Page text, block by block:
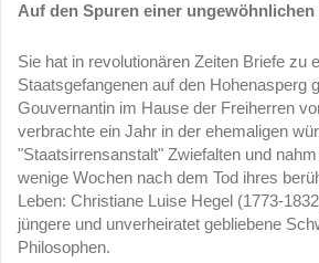
Auf den Spuren einer ungewöhnlichen
Sie hat in revolutionären Zeiten Briefe zu
Staatsgefangenen auf den Hohenasperg
Gouvernantin im Hause der Freiherren
verbrachte ein Jahr in der ehemaligen
"Staatsirrensanstalt" Zwiefalten und
wenige Wochen nach dem Tod ihres
Leben: Christiane Luise Hegel (1773-
jüngere und unverheiratet gebliebene
Philosophen.